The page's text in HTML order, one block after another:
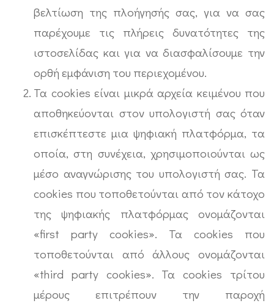
βελτίωση της πλοήγησής σας, για να σας
παρέχουμε τις πλήρεις δυνατότητες της
ιστοσελίδας και για να διασφαλίσουμε την
ορθή εμφάνιση του περιεχομένου.
Τα cookies είναι μικρά αρχεία κειμένου που
αποθηκεύονται στον υπολογιστή σας όταν
επισκέπτεστε μια ψηφιακή πλατφόρμα, τα
οποία, στη συνέχεια, χρησιμοποιούνται ως
μέσο αναγνώρισης του υπολογιστή σας. Τα
cookies που τοποθετούνται από τον κάτοχο
της ψηφιακής πλατφόρμας ονομάζονται
«first party cookies». Τα cookies που
τοποθετούνται από άλλους ονομάζονται
«third party cookies». Τα cookies τρίτου
μέρους επιτρέπουν την παροχή